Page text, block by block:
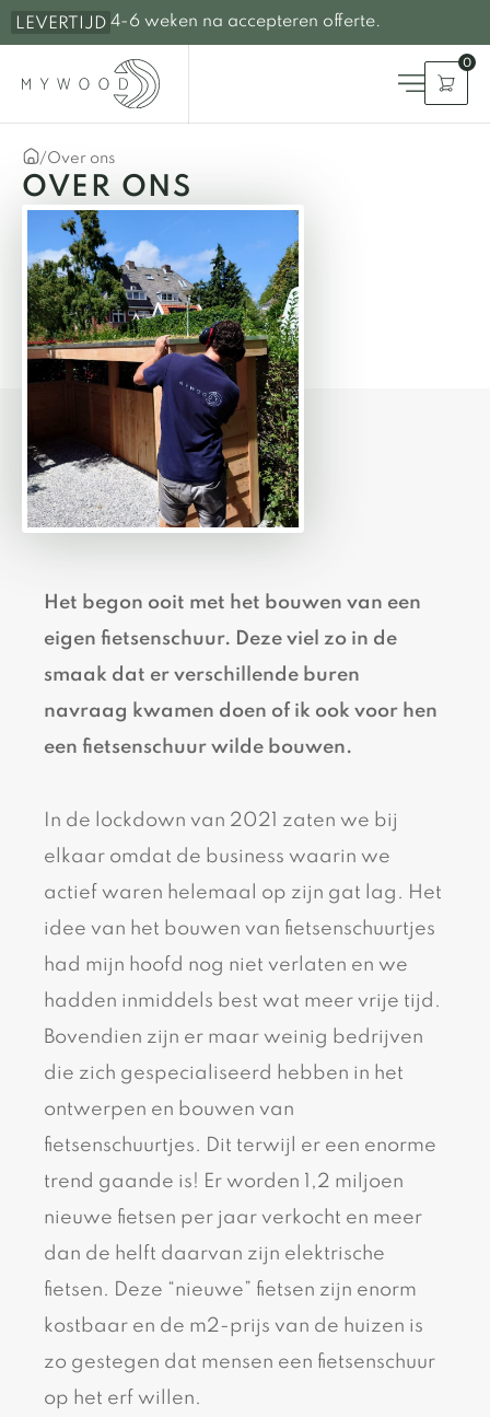
LEVERTIJD 4-6 weken na accepteren offerte.
0
/Over ons
OVER ONS
Het begon ooit met het bouwen van een
eigen fietsenschuur. Deze viel zo in de
smaak dat er verschillende buren
navraag kwamen doen of ik ook voor hen
een fietsenschuur wilde bouwen.
In de lockdown van 2021 zaten we bij
elkaar omdat de business waarin we
actief waren helemaal op zijn gat lag. Het
idee van het bouwen van fietsenschuurtjes
had mijn hoofd nog niet verlaten en we
hadden inmiddels best wat meer vrije tijd.
Bovendien zijn er maar weinig bedrijven
die zich gespecialiseerd hebben in het
ontwerpen en bouwen van
fietsenschuurtjes. Dit terwijl er een enorme
trend gaande is! Er worden 1,2 miljoen
nieuwe fietsen per jaar verkocht en meer
dan de helft daarvan zijn elektrische
fietsen. Deze “nieuwe” fietsen zijn enorm
kostbaar en de m2-prijs van de huizen is
zo gestegen dat mensen een fietsenschuur
op het erf willen.